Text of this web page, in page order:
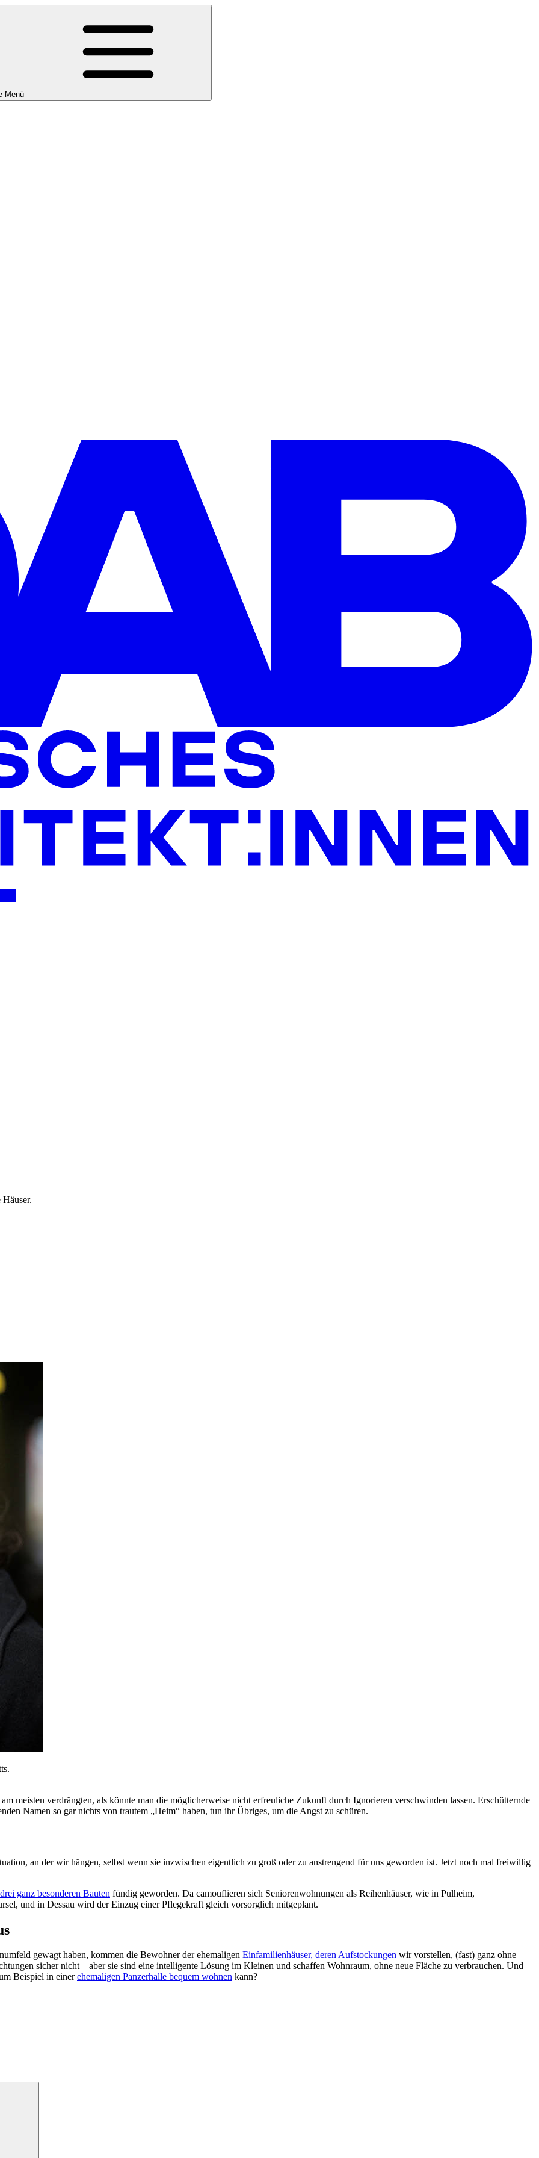
Menü
meisten verdrängten, als könnte man die möglicherweise nicht erfreuliche Zukunft durch Ignorieren verschwinden lassen. Erschütternde
Namen so gar nichts von trautem „Heim“ haben, tun ihr Übriges, um die Angst zu schüren.
an der wir hängen, selbst wenn sie inzwischen eigentlich zu groß oder zu anstrengend für uns geworden ist. Jetzt noch mal freiwillig
drei ganz besonderen Bauten fündig geworden. Da camouflieren sich Seniorenwohnungen als Reihenhäuser, wie in Pulheim,
und in Dessau wird der Einzug einer Pflegekraft gleich vorsorglich mitgeplant.
gewagt haben, kommen die Bewohner der ehemaligen Einfamilienhäuser, deren Aufstockungen wir vorstellen, (fast) ganz ohne
sicher nicht – aber sie sind eine intelligente Lösung im Kleinen und schaffen Wohnraum, ohne neue Fläche zu verbrauchen. Und
Beispiel in einerehemaligen Panzerhalle bequem wohnen kann?